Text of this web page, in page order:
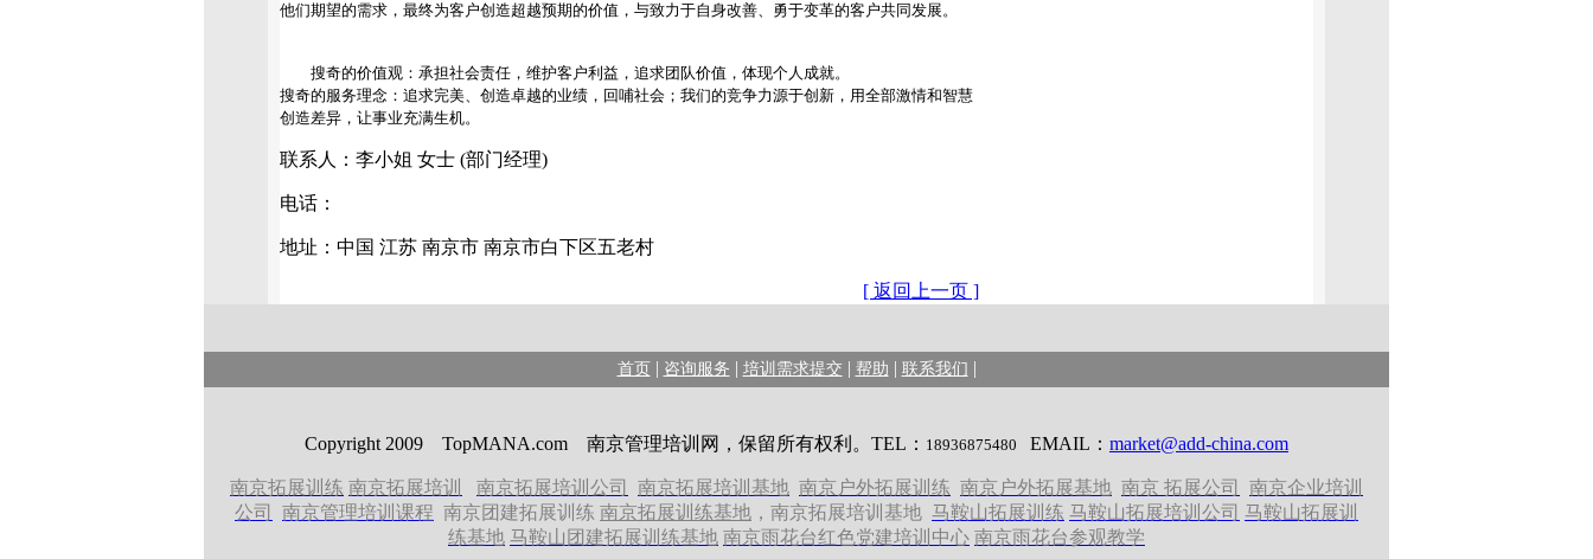
他们期望的需求，最终为客户创造超越预期的价值，与致力于自身改善、勇于变革的客户共同发展。
搜奇的价值观：承担社会责任，维护客户利益，追求团队价值，体现个人成就。
搜奇的服务理念：追求完美、创造卓越的业绩，回哺社会；我们的竞争力源于创新，用全部激情和智慧
创造差异，让事业充满生机。
联系人：李小姐 女士 (部门经理)
电话：
地址：中国 江苏 南京市 南京市白下区五老村
[ 返回上一页 ]
首页 | 咨询服务 | 培训需求提交 | 帮助 | 联系我们 |
Copyright 2009 TopMANA.com 南京管理培训网，保留所有权利。TEL： 18936875480 EMAIL： market@add-china.com
南京拓展训练 南京拓展培训 南京拓展培训公司 南京拓展培训基地 南京户外拓展训练 南京户外拓展基地 南京 拓展公司
南京企业培训
公司
南京管理培训课程 南京团建拓展训练 南京拓展训练基地 ， 南京拓展培训基地 马鞍山拓展训练 马鞍山拓展培训公司 马鞍山拓展训
练基地 马鞍山团建拓展训练基地 南京雨花台红色党建培训中心 南京雨花台参观教学